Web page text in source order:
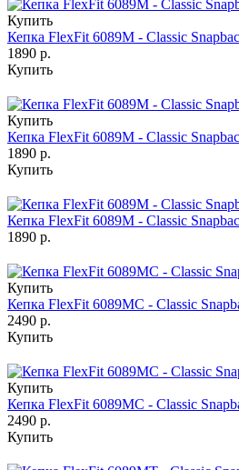
Купить
Кепка FlexFit 6089M - Classic
1890 р.
Купить
Купить
Кепка FlexFit 6089M - Classic
1890 р.
Купить
Кепка FlexFit 6089M - Classic
1890 р.
Купить
Кепка FlexFit 6089MC - Classic
2490 р.
Купить
Купить
Кепка FlexFit 6089MC - Classic
2490 р.
Купить